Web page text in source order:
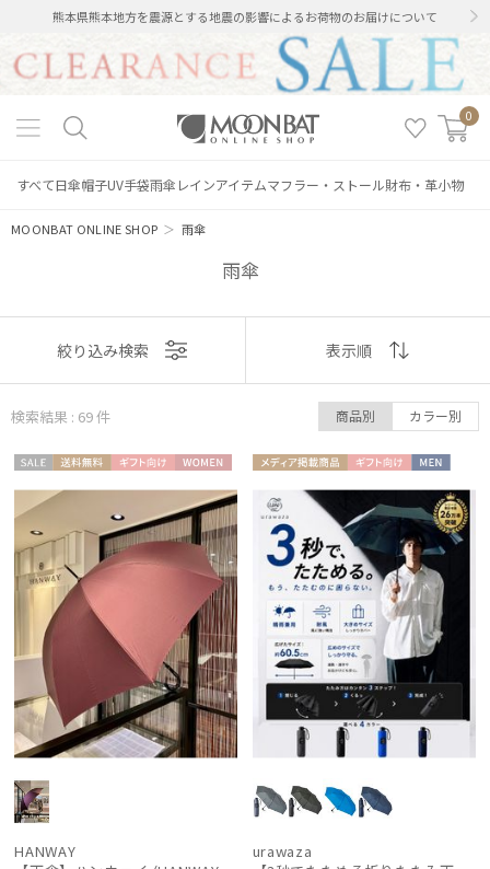
熊本県熊本地方を震源とする地震の影響によるお荷物のお届けについて
0
すべて日傘帽子UV手袋雨傘 レインアイテムマフラー・ストール財布・革小物
MOONBAT ONLINE SHOP ＞雨傘
雨傘
表示
おすすめ
価格の高い
順
価格の低い
順
売上点数順
お気に入り
絞り込み検索 表示順
検索結果 : 69件 商品別 カラー別
ル
N
HANWAY
載商品
向け
urawaza